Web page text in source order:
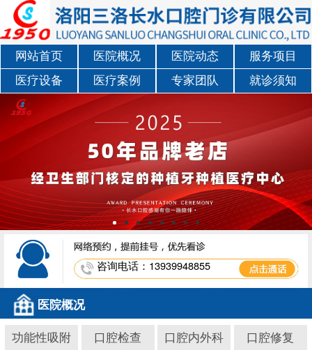
网站首页 医院概况 医院动态
服务项目
医疗设备
医疗案例 专家团队 就诊须知
咨询电话：13939948855
医院概况
功能性吸附 口腔检查 口腔内外科
口腔修复